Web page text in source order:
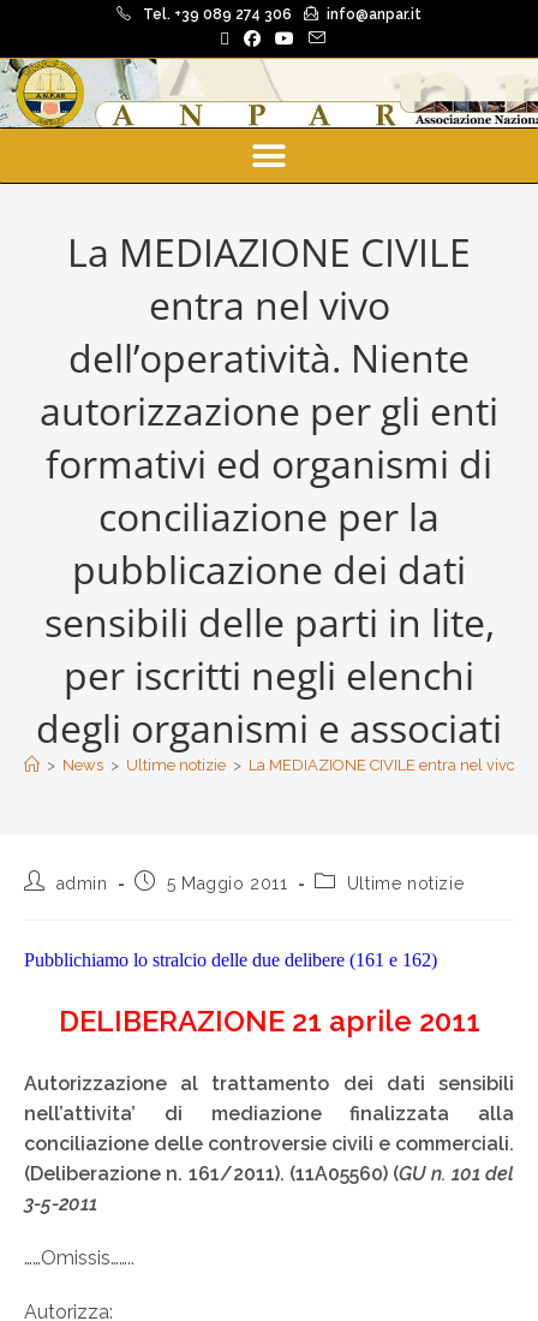
Tel. +39 089 274 306 info@anpar.it
La MEDIAZIONE CIVILE
entra nel vivo
dell’operatività. Niente
autorizzazione per gli enti
formativi ed organismi di
conciliazione per la
pubblicazione dei dati
sensibili delle parti in lite,
per iscritti negli elenchi
degli organismi e associati
> News > Ultime notizie > La MEDIAZIONE CIVILE entra nel vivo
admin 5 Maggio 2011 Ultime notizie
Pubblichiamo lo stralcio delle due delibere (161 e 162)
DELIBERAZIONE 21 aprile 2011
Autorizzazione al trattamento dei dati sensibili
nell’attivita’ di mediazione finalizzata alla
conciliazione delle controversie civili e commerciali.
(Deliberazione n. 161/2011). (11A05560) (GU n. 101 del
3-5-2011
……Omissis……..
Autorizza: